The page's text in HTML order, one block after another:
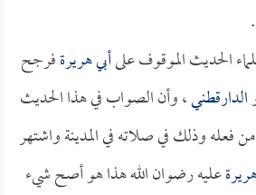
الحديث الموقوف علىأبي هريرةفرجح
الدارقطني، وأن الصواب في هذا الحديث
من فعله وذلك في صلاته في المدينة واشتهر
عليه رضوان الله هذا هو أصح شيء